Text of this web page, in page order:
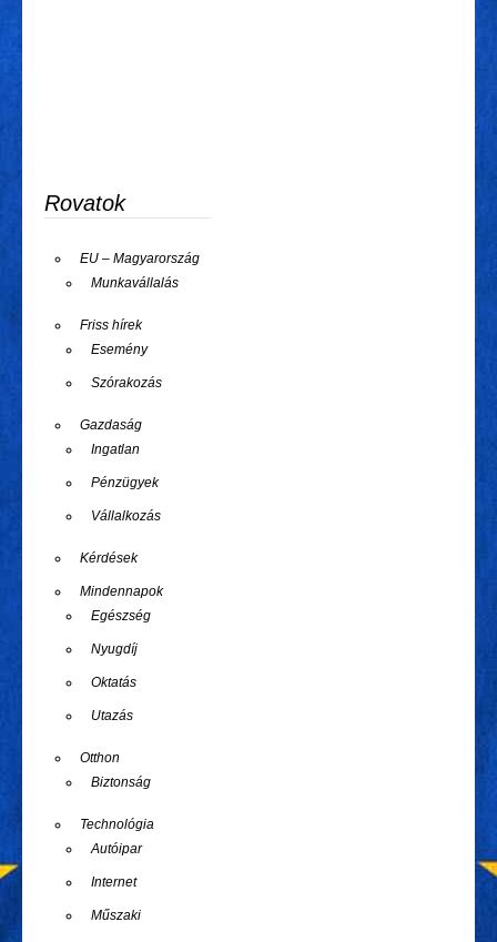
Rovatok
EU – Magyarország
Munkavállalás
Friss hírek
Esemény
Szórakozás
Gazdaság
Ingatlan
Pénzügyek
Vállalkozás
Kérdések
Mindennapok
Egészség
Nyugdíj
Oktatás
Utazás
Otthon
Biztonság
Technológia
Autóipar
Internet
Műszaki